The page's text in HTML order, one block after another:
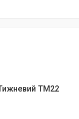
TM22